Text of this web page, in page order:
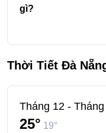
gì?
Thời Tiết Đà
Tháng 12 - Tháng
25° 19°